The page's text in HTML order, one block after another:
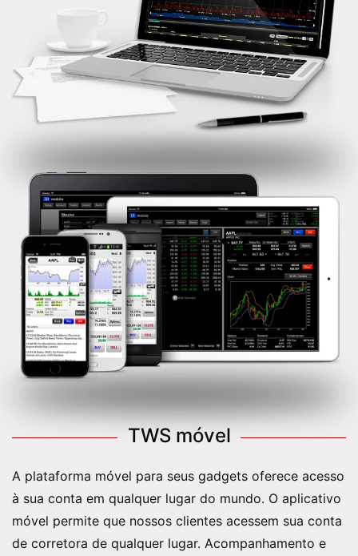
TWS móvel
A plataforma móvel para seus gadgets oferece acesso
à sua conta em qualquer lugar do mundo. O aplicativo
móvel permite que nossos clientes acessem sua conta
de corretora de qualquer lugar. Acompanhamento e